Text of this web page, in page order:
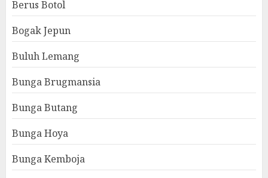
Berus Botol
Bogak Jepun
Buluh Lemang
Bunga Brugmansia
Bunga Butang
Bunga Hoya
Bunga Kemboja